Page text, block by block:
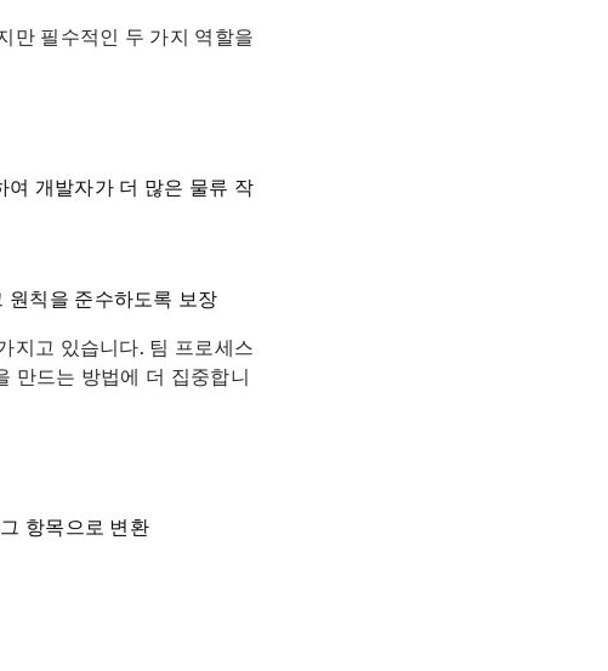
만 필수적인 두 가지 역할을
여 개발자가 더 많은 물류 작
원칙을 준수하도록 보장
지고 있습니다. 팀 프로세스
만드는 방법에 더 집중합니
항목으로 변환